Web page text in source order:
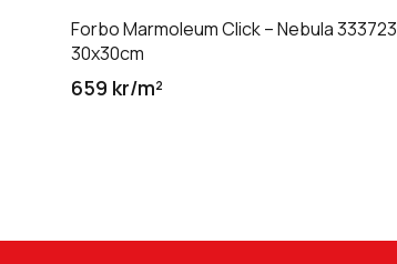
Forbo Marmoleum Click – Nebula 333723
30x30cm
659 kr/m²